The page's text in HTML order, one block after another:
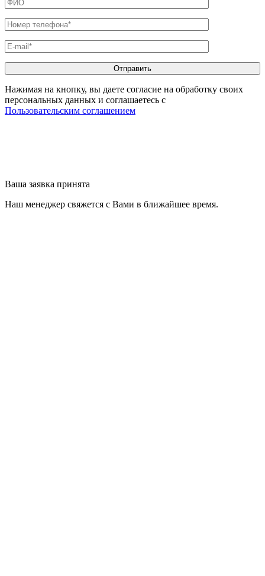
Нажимая на кнопку, вы даете согласие на обработку своих
персональных данных и соглашаетесь с
Пользовательским соглашением
Ваша заявка принята
Наш менеджер свяжется с Вами в ближайшее время.